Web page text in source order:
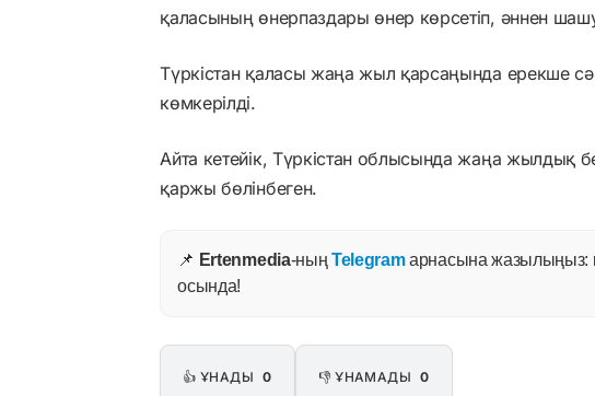
қаласының өнерпаздары өнер көрсетіп, әннен
Түркістан қаласы жаңа жыл қарсаңында ерекше
көмкерілді.
Айта кетейік, Түркістан облысында жаңа жылдық
қаржы бөлінбеген.
📌 Ertenmedia-ның Telegramарнасына жазылыңыз:
осында!
👍 ҰНАДЫ 0 👎 ҰНАМАДЫ 0